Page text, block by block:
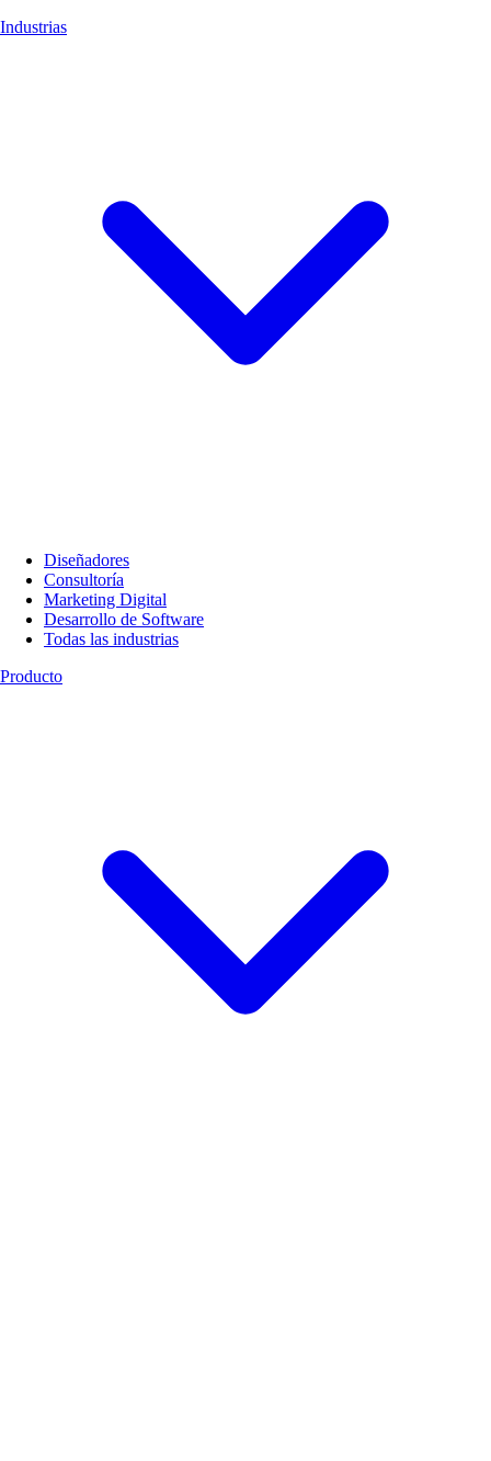
Industrias
Diseñadores
Consultoría
Marketing Digital
Desarrollo de Software
Todas las industrias
Producto